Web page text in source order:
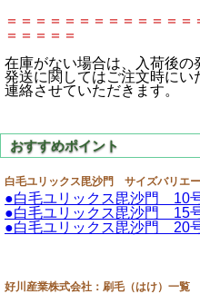
＝＝＝＝＝＝＝＝＝＝＝＝
＝＝＝＝＝
在庫がない場合は、入荷後の
発送に関してはご注文時に
連絡させていただきます。
白毛ユリックス毘沙門 サイズバリエ
●白毛ユリックス毘沙門 10
●白毛ユリックス毘沙門 15
●白毛ユリックス毘沙門 20
好川産業株式会社：刷毛（はけ）一覧